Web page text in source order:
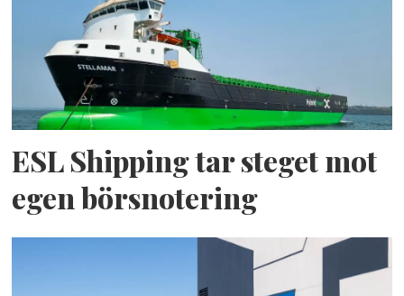
ESL Shipping tar steget mot
egen börsnotering